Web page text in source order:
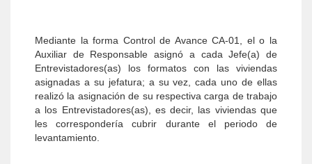
Mediante la forma Control de Avance CA-01, el o la
Auxiliar de Responsable asignó a cada Jefe(a) de
Entrevistadores(as) los formatos con las viviendas
asignadas a su jefatura; a su vez, cada uno de ellas
realizó la asignación de su respectiva carga de trabajo
a los Entrevistadores(as), es decir, las viviendas que
les correspondería cubrir durante el periodo de
levantamiento.